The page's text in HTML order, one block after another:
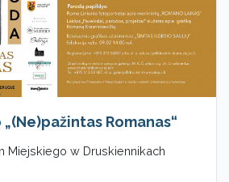
Romanas“
Miejskiego w Druskiennikach